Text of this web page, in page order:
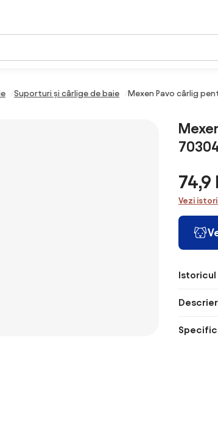
Suporturi și cârlige de baie Mexen Pavo cârlig
74,9
Vezi